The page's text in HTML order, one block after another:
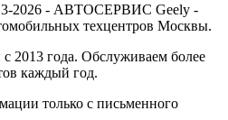
2026 - АВТОСЕРВИС Geely -
техцентров Москвы.
2013 года. Обслуживаем более
каждый год.
только с письменного